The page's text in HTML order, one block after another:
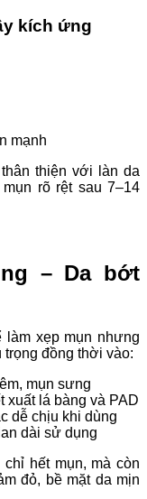
kích ứng
mạnh
thiện với làn da
rõ rệt sau 7–14
– Da bớt
làm xẹp mụn nhưng
trọng đồng thời vào:
mụn sưng
xuất lá bàng và PAD
dễ chịu khi dùng
dài sử dụng
hết mụn, mà còn
đỏ, bề mặt da mịn